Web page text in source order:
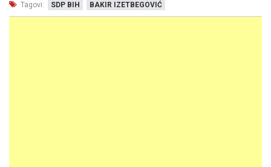
Tagovi: SDP BIH BAKIR IZETBEGOVIĆ